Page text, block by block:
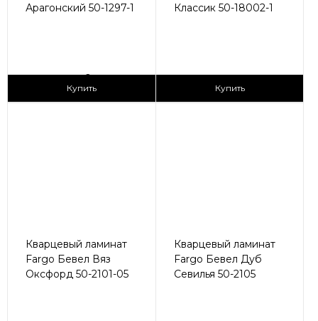
Арагонский 50-1297-1
2
Купить
Классик 50-18002-1
2
Купить
Кварцевый ламинат
Fargo Бевел Вяз
Оксфорд 50-2101-05
Кварцевый ламинат
Fargo Бевел Дуб
Севилья 50-2105